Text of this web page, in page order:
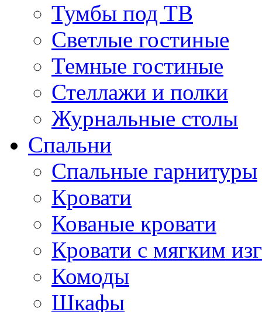
Тумбы под ТВ
Светлые гостиные
Темные гостиные
Стеллажи и полки
Журнальные столы
Спальни
Спальные гарнитуры
Кровати
Кованые кровати
Кровати с мягким
Комоды
Шкафы